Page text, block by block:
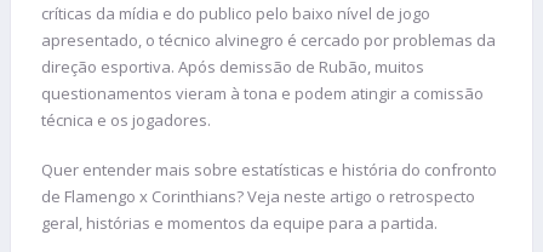
críticas da mídia e do publico pelo baixo nível de jogo
apresentado, o técnico alvinegro é cercado por problemas da
direção esportiva. Após demissão de Rubão, muitos
questionamentos vieram à tona e podem atingir a comissão
técnica e os jogadores.
Quer entender mais sobre estatísticas e história do confronto
de Flamengo x Corinthians? Veja neste artigo o retrospecto
geral, histórias e momentos da equipe para a partida.